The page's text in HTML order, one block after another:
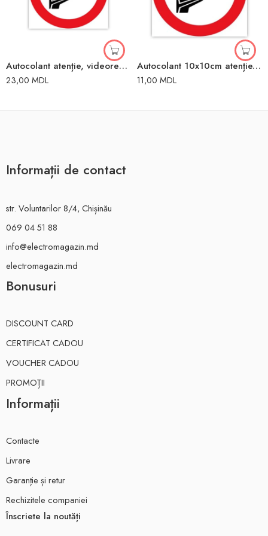
Autocolant atenție, videoregistrare
23,00 MDL
Autocolant 10x10cm atenție, videoregistrare
11,00 MDL
Informații de contact
str. Voluntarilor 8/4, Chișinău
069 04 51 88
info@electromagazin.md
electromagazin.md
Bonusuri
DISCOUNT CARD
CERTIFICAT CADOU
VOUCHER CADOU
PROMOȚII
Informații
Contacte
Livrare
Garanție și retur
Rechizitele companiei
Înscriete la noutăți